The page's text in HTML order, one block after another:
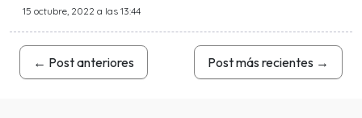
15 octubre, 2022 a las 13:44
← Post anteriores Post más recientes →